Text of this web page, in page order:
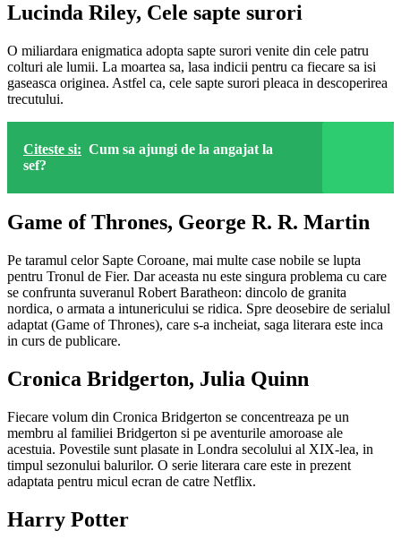
Lucinda Riley, Cele sapte surori
O miliardara enigmatica adopta sapte surori venite din cele patru
colturi ale lumii. La moartea sa, lasa indicii pentru ca fiecare sa isi
gaseasca originea. Astfel ca, cele sapte surori pleaca in descoperirea
trecutului.
Citeste si: Cum sa ajungi de la angajat la
sef?
Game of Thrones, George R. R. Martin
Pe taramul celor Sapte Coroane, mai multe case nobile se lupta
pentru Tronul de Fier. Dar aceasta nu este singura problema cu care
se confrunta suveranul Robert Baratheon: dincolo de granita
nordica, o armata a intunericului se ridica. Spre deosebire de serialul
adaptat (Game of Thrones), care s-a incheiat, saga literara este inca
in curs de publicare.
Cronica Bridgerton, Julia Quinn
Fiecare volum din Cronica Bridgerton se concentreaza pe un
membru al familiei Bridgerton si pe aventurile amoroase ale
acestuia. Povestile sunt plasate in Londra secolului al XIX-lea, in
timpul sezonului balurilor. O serie literara care este in prezent
adaptata pentru micul ecran de catre Netflix.
Harry Potter